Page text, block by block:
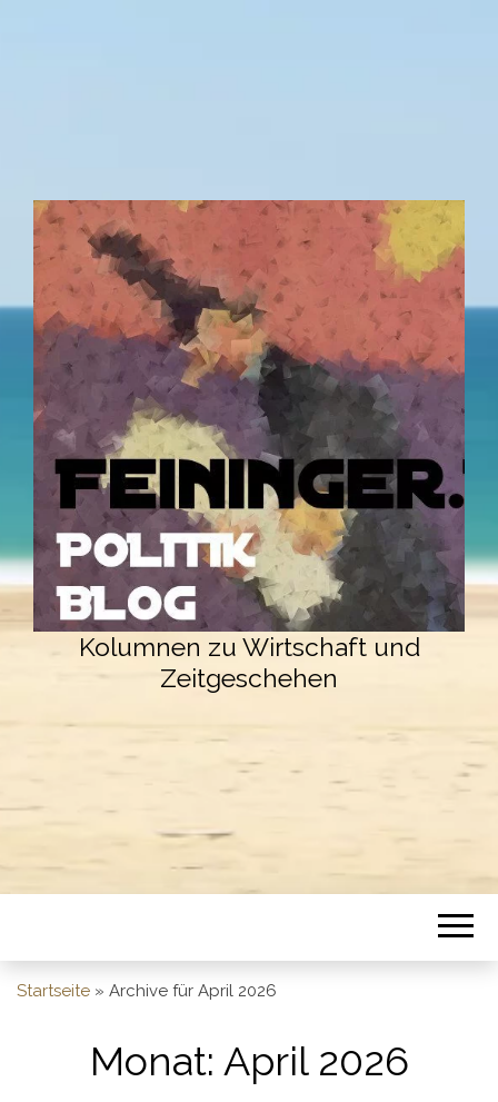
Kolumnen zu Wirtschaft und
Zeitgeschehen
Startseite » Archive für April 2026
Monat: April 2026